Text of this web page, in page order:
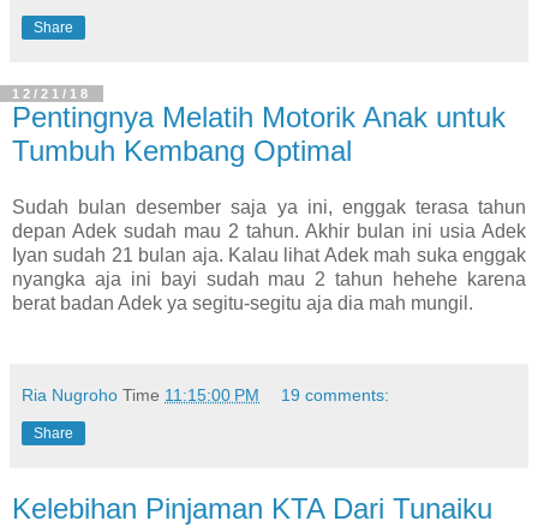
Share
12/21/18
Pentingnya Melatih Motorik Anak untuk
Tumbuh Kembang Optimal
Sudah bulan desember saja ya ini, enggak terasa tahun
depan Adek sudah mau 2 tahun. Akhir bulan ini usia Adek
Iyan sudah 21 bulan aja. Kalau lihat Adek mah suka enggak
nyangka aja ini bayi sudah mau 2 tahun hehehe karena
berat badan Adek ya segitu-segitu aja dia mah mungil.
Ria Nugroho Time 11:15:00 PM 19 comments:
Share
Kelebihan Pinjaman KTA Dari Tunaiku